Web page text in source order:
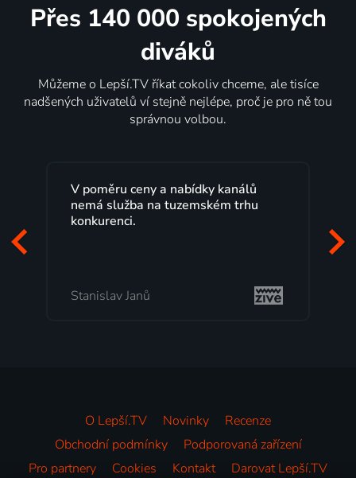
Přes 140 000 spokojených
diváků
Můžeme o Lepší.TV říkat cokoliv chceme, ale tisíce
nadšených uživatelů ví stejně nejlépe, proč je pro ně tou
správnou volbou.
V poměru ceny a nabídky kanálů
nemá služba na tuzemském trhu
konkurenci.
Stanislav Janů
O Lepší.TV Novinky
Recenze
Obchodní podmínky
Podporovaná zařízení
Pro partnery
Cookies Kontakt Darovat Lepší.TV